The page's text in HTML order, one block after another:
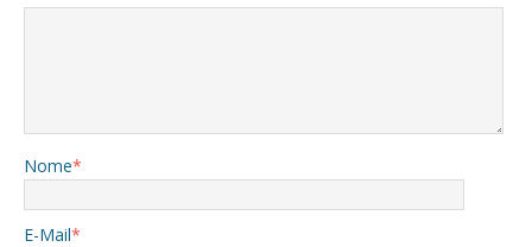
Nome*
E-Mail*